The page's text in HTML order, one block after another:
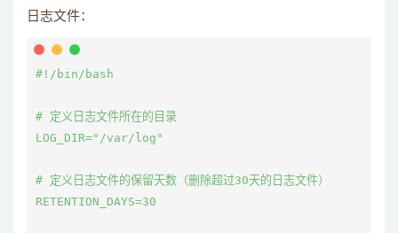
日志文件：
#!/bin/bash
# 定义日志文件所在的目录
LOG_DIR="/var/log"
# 定义日志文件的保留天数（删除超过30天的日志文件）
RETENTION_DAYS=30